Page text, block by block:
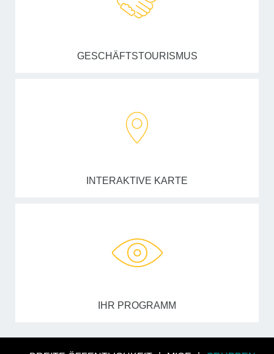
GESCHÄFTSTOURISMUS
INTERAKTIVE KARTE
IHR PROGRAMM